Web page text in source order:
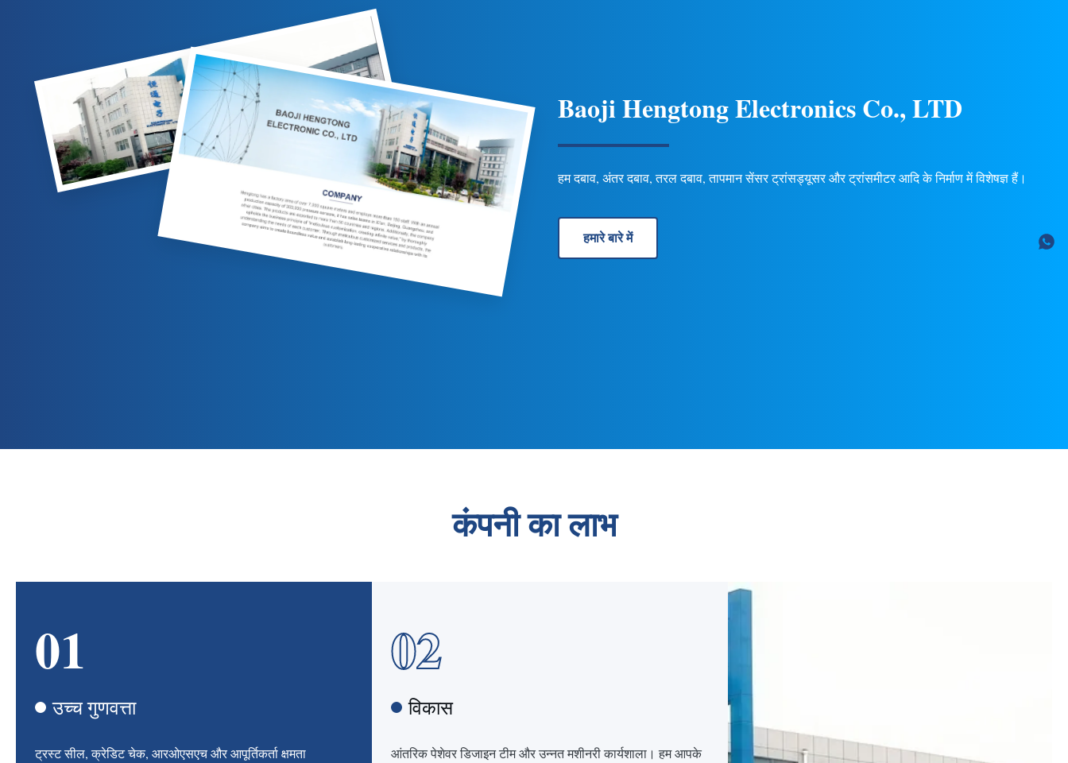
Baoji Hengtong Electronics Co., LTD
हम दबाव, अंतर दबाव, तरल दबाव, तापमान सेंसर ट्रांसड्यूसर और ट्रांसमीटर आदि के निर्माण में विशेषज्ञ हैं।
हमारे बारे में
कंपनी का लाभ
01
उच्च गुणवत्ता
ट्रस्ट सील, क्रेडिट चेक, आरओएसएच और आपूर्तिकर्ता क्षमता
02
विकास
आंतरिक पेशेवर डिजाइन टीम और उन्नत मशीनरी कार्यशाला। हम आपके